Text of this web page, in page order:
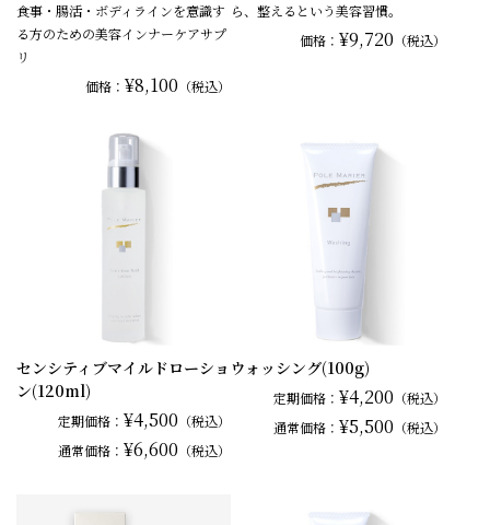
食事・腸活・ボディラインを意識す
る方のための美容インナーケアサプ
リ
価格： ¥8,100 （税込）
ら、整えるという美容習慣。
価格： ¥9,720 （税込）
センシティブマイルドローショ
ン(120ml)
定期価格：¥4,500 （税込）
通常価格：¥6,600 （税込）
ウォッシング(100g)
定期価格： ¥4,200 （税込）
通常価格： ¥5,500 （税込）